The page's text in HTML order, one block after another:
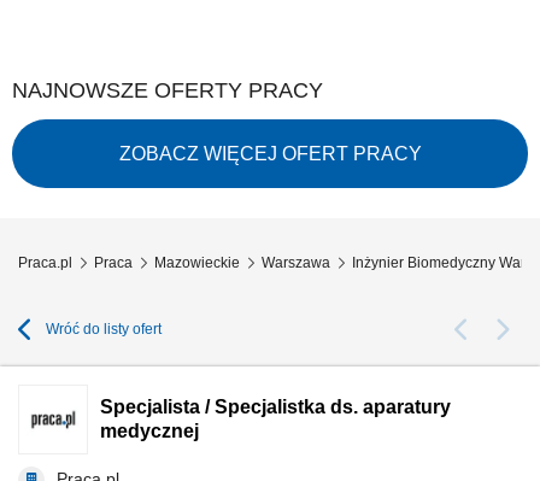
NAJNOWSZE OFERTY PRACY
ZOBACZ WIĘCEJ OFERT PRACY
Praca.pl Praca Mazowieckie Warszawa Inżynier Biomedyczny
Wróć do listy ofert
Specjalista / Specjalistka ds. aparatury
medycznej